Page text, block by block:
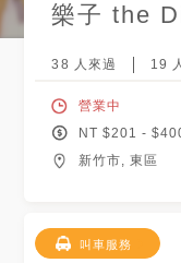
樂子 the
38 人來過 19
營業中
NT $201 - $
新竹市, 東區
叫車服務